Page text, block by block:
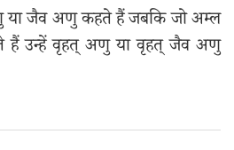
या जैव अणु कहते हैं जबकि जो अम्ल
हैं उन्हें वृहत् अणु या वृहत् जैव अणु